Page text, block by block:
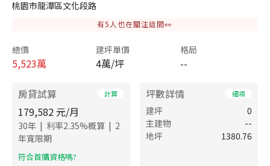
桃園市龍潭區文化段路
有5 人也在關注這間👀
總價
5,523萬
建坪單價
4萬/坪
格局
--
房貸試算 計算
179,582 元/月
30年 | 利率2.35%概算 | 2
年寬限期
​符合首購資格嗎?
坪數詳情 細項
建坪
0
主建物
--
地坪
1380.76